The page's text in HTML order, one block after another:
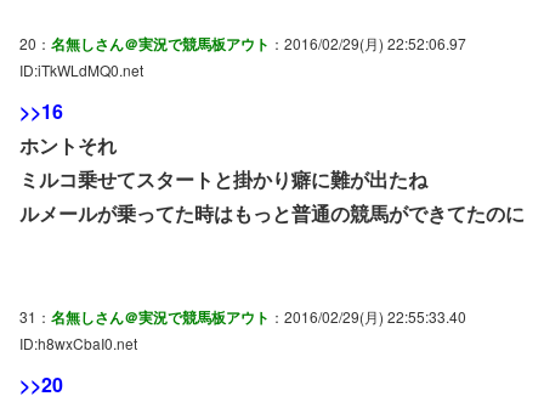
20： 名無しさん＠実況で競馬板アウト ：2016/02/29(月) 22:52:06.97
ID:iTkWLdMQ0.net
>>16
ホントそれ
ミルコ乗せてスタートと掛かり癖に難が出たね
ルメールが乗ってた時はもっと普通の競馬ができてたのに
31： 名無しさん＠実況で競馬板アウト ：2016/02/29(月) 22:55:33.40
ID:h8wxCbaI0.net
>>20